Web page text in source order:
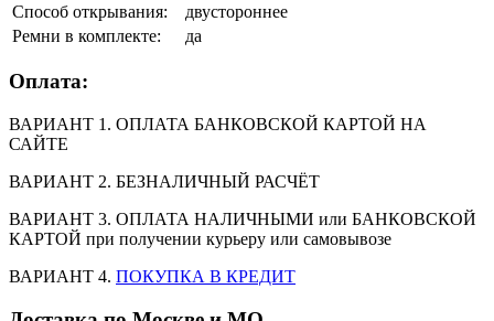
Способ открывания:
двустороннее
Ремни в комплекте:
да
Оплата:
ВАРИАНТ 1. ОПЛАТА БАНКОВСКОЙ КАРТОЙ НА
САЙТЕ
ВАРИАНТ 2. БЕЗНАЛИЧНЫЙ РАСЧЁТ
ВАРИАНТ 3. ОПЛАТА НАЛИЧНЫМИ или БАНКОВСКОЙ
КАРТОЙ при получении курьеру или самовывозе
ВАРИАНТ 4. ПОКУПКА В КРЕДИТ